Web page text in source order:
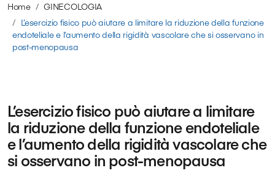
Home
GINECOLOGIA
L’esercizio fisico può aiutare a limitare la riduzione della funzione
endoteliale e l’aumento della rigidità vascolare che si osservano in
post-menopausa
L’esercizio fisico può aiutare a limitare
la riduzione della funzione endoteliale
e l’aumento della rigidità vascolare che
si osservano in post-menopausa